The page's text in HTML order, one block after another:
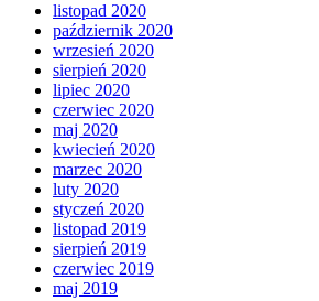
listopad 2020
październik 2020
wrzesień 2020
sierpień 2020
lipiec 2020
czerwiec 2020
maj 2020
kwiecień 2020
marzec 2020
luty 2020
styczeń 2020
listopad 2019
sierpień 2019
czerwiec 2019
maj 2019